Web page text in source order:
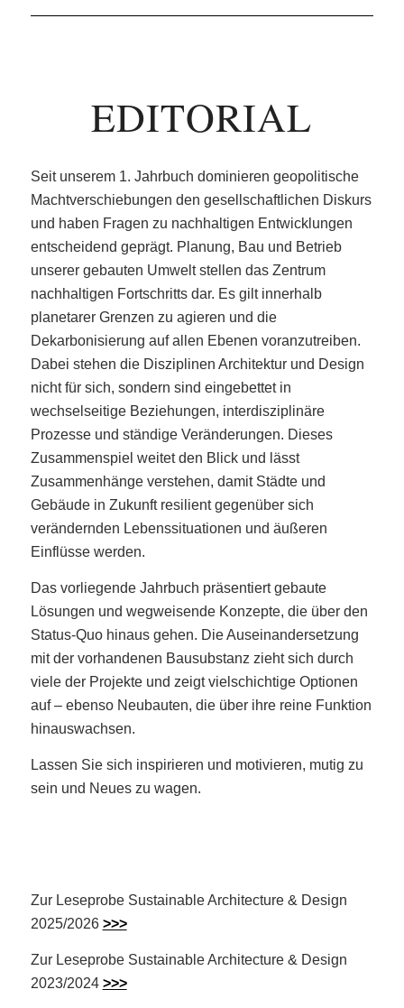
EDITORIAL
Seit unserem 1. Jahrbuch dominieren geopolitische
Machtverschiebungen den gesellschaftlichen Diskurs
und haben Fragen zu nachhaltigen Entwicklungen
entscheidend geprägt. Planung, Bau und Betrieb
unserer gebauten Umwelt stellen das Zentrum
nachhaltigen Fortschritts dar. Es gilt innerhalb
planetarer Grenzen zu agieren und die
Dekarbonisierung auf allen Ebenen voranzutreiben.
Dabei stehen die Disziplinen Architektur und Design
nicht für sich, sondern sind eingebettet in
wechselseitige Beziehungen, interdisziplinäre
Prozesse und ständige Veränderungen. Dieses
Zusammenspiel weitet den Blick und lässt
Zusammenhänge verstehen, damit Städte und
Gebäude in Zukunft resilient gegenüber sich
verändernden Lebenssituationen und äußeren
Einflüsse werden.
Das vorliegende Jahrbuch präsentiert gebaute
Lösungen und wegweisende Konzepte, die über den
Status-Quo hinaus gehen. Die Auseinandersetzung
mit der vorhandenen Bausubstanz zieht sich durch
viele der Projekte und zeigt vielschichtige Optionen
auf – ebenso Neubauten, die über ihre reine Funktion
hinauswachsen.
Lassen Sie sich inspirieren und motivieren, mutig zu
sein und Neues zu wagen.
Zur Leseprobe Sustainable Architecture & Design
2025/2026 >>>
Zur Leseprobe Sustainable Architecture & Design
2023/2024 >>>